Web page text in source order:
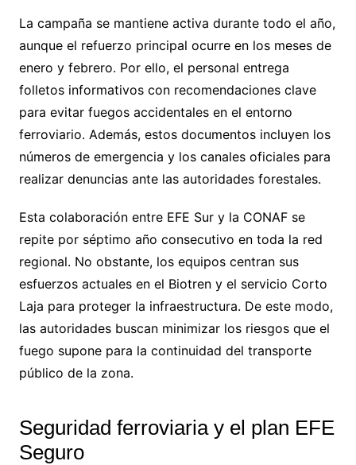
La campaña se mantiene activa durante todo el año,
aunque el refuerzo principal ocurre en los meses de
enero y febrero. Por ello, el personal entrega
folletos informativos con recomendaciones clave
para evitar fuegos accidentales en el entorno
ferroviario. Además, estos documentos incluyen los
números de emergencia y los canales oficiales para
realizar denuncias ante las autoridades forestales.
Esta colaboración entre EFE Sur y la CONAF se
repite por séptimo año consecutivo en toda la red
regional. No obstante, los equipos centran sus
esfuerzos actuales en el Biotren y el servicio Corto
Laja para proteger la infraestructura. De este modo,
las autoridades buscan minimizar los riesgos que el
fuego supone para la continuidad del transporte
público de la zona.
Seguridad ferroviaria y el plan EFE
Seguro